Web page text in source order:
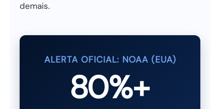
demais.
ALERTA OFICIAL: NOAA (EUA)
80%+